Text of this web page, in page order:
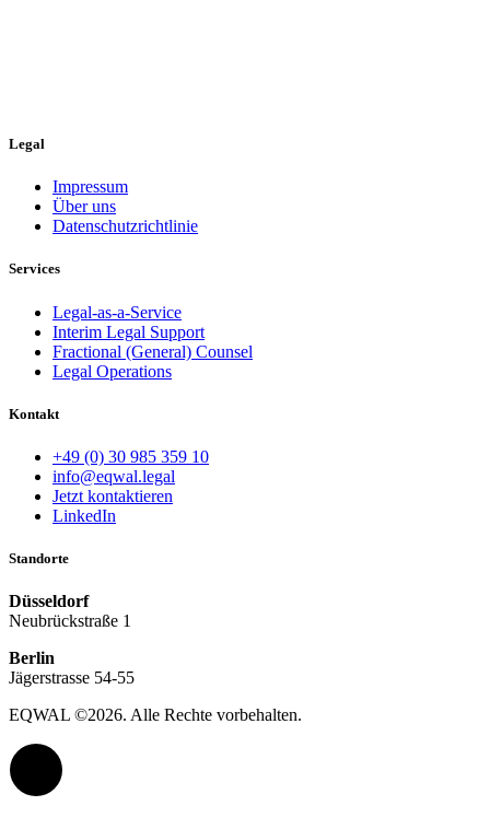
Legal
Impressum
Über uns
Datenschutzrichtlinie
Services
Legal-as-a-Service
Interim Legal Support
Fractional (General) Counsel
Legal Operations
Kontakt
+49 (0) 30 985 359 10
info@eqwal.legal
Jetzt kontaktieren
LinkedIn
Standorte
Düsseldorf
Neubrückstraße 1
Berlin
Jägerstrasse 54-55
EQWAL ©2026. Alle Rechte vorbehalten.